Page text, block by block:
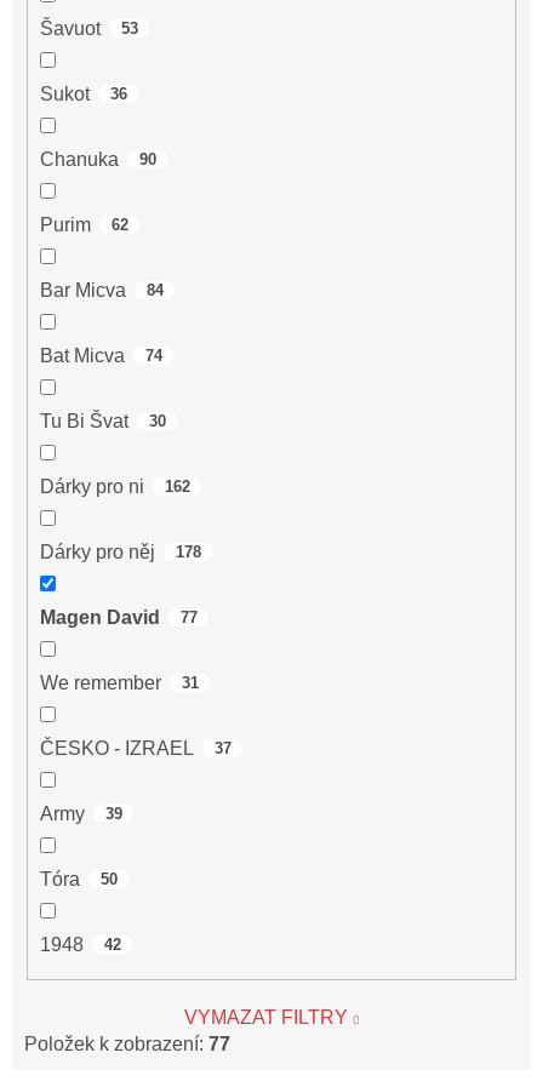
Šavuot 53
Sukot 36
Chanuka 90
Purim 62
Bar Micva 84
Bat Micva 74
Tu Bi Švat 30
Dárky pro ni 162
Dárky pro něj 178
Magen David 77
We remember 31
ČESKO - IZRAEL 37
Army 39
Tóra 50
1948 42
VYMAZAT FILTRY
Položek k zobrazení: 77